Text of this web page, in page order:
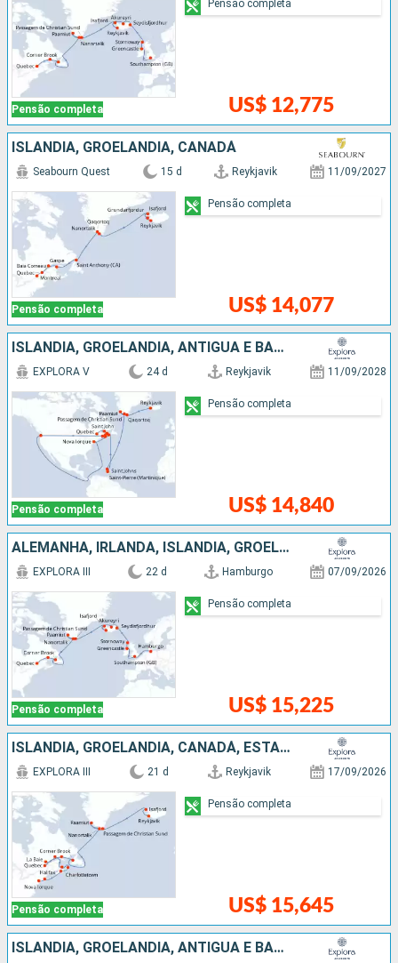
Pensão completa US$ 12,775
Pensão completa
ISLÂNDIA, GROELÂNDIA, CANADÁ
Pensão completa
Seabourn Quest 15 d Reykjavik 11/09/2027
US$ 14,077
Pensão completa
ISLÂNDIA, GROELÂNDIA, ANTIGUA E BARBUDA, ESTADOS UNIDOS, CANADÁ
Pensão completa
EXPLORA V 24 d Reykjavik 11/09/2028
US$ 14,840
Pensão completa
ALEMANHA, IRLANDA, ISLÂNDIA, GROELÂNDIA, CANADÁ
Pensão completa
EXPLORA III 22 d Hamburgo 07/09/2026
US$ 15,225
Pensão completa
ISLÂNDIA, GROELÂNDIA, CANADÁ, ESTADOS UNIDOS
Pensão completa
EXPLORA III 21 d Reykjavik 17/09/2026
US$ 15,645
Pensão completa
ISLÂNDIA, GROELÂNDIA, ANTIGUA E BARBUDA, CANADÁ, ESTADOS UNIDOS